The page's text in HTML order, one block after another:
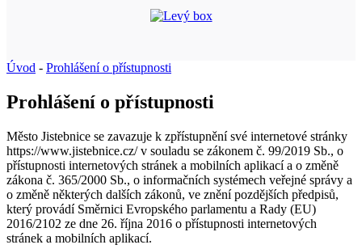
Úvod - Prohlášení o přístupnosti
Prohlášení o přístupnosti
Město Jistebnice se zavazuje k zpřístupnění své internetové stránky
https://www.jistebnice.cz/ v souladu se zákonem č. 99/2019 Sb., o
přístupnosti internetových stránek a mobilních aplikací a o změně
zákona č. 365/2000 Sb., o informačních systémech veřejné správy a
o změně některých dalších zákonů, ve znění pozdějších předpisů,
který provádí Směrnici Evropského parlamentu a Rady (EU)
2016/2102 ze dne 26. října 2016 o přístupnosti internetových
stránek a mobilních aplikací.